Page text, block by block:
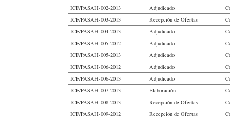
ICF/PASAH-002-2013
Adjudicado
ICF/PASAH-003-2013
Recepción de Ofertas
ICF/PASAH-004-2013
Adjudicado
ICF/PASAH-005-2012
Adjudicado
ICF/PASAH-005-2013
Adjudicado
ICF/PASAH-006-2012
Adjudicado
ICF/PASAH-006-2013
Adjudicado
ICF/PASAH-007-2013
Elaboración
ICF/PASAH-008-2013
Recepción de Ofertas
ICF/PASAH-009-2012
Recepción de Ofertas